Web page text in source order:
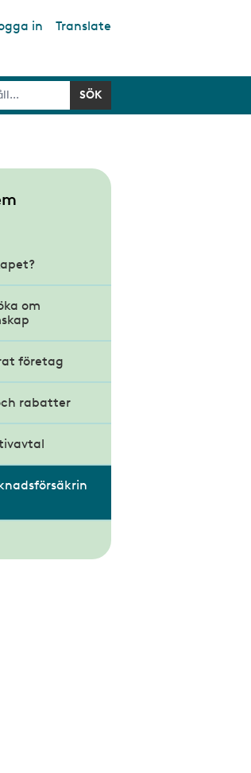
in Translate
om
företag
att bli
rabatter